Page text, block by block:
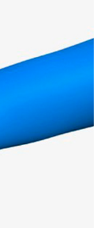
en vul
je
de